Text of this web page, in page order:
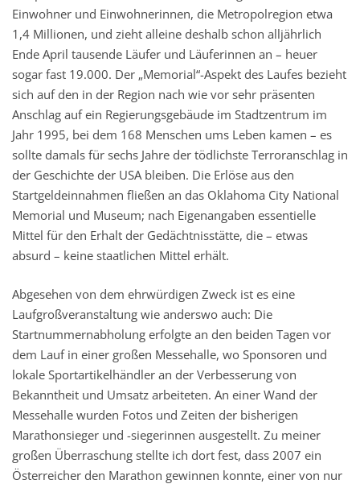
Einwohner und Einwohnerinnen, die Metropolregion etwa
1,4 Millionen, und zieht alleine deshalb schon alljährlich
Ende April tausende Läufer und Läuferinnen an – heuer
sogar fast 19.000. Der „Memorial“-Aspekt des Laufes bezieht
sich auf den in der Region nach wie vor sehr präsenten
Anschlag auf ein Regierungsgebäude im Stadtzentrum im
Jahr 1995, bei dem 168 Menschen ums Leben kamen – es
sollte damals für sechs Jahre der tödlichste Terroranschlag in
der Geschichte der USA bleiben. Die Erlöse aus den
Startgeldeinnahmen fließen an das Oklahoma City National
Memorial und Museum; nach Eigenangaben essentielle
Mittel für den Erhalt der Gedächtnisstätte, die – etwas
absurd – keine staatlichen Mittel erhält.
Abgesehen von dem ehrwürdigen Zweck ist es eine
Laufgroßveranstaltung wie anderswo auch: Die
Startnummernabholung erfolgte an den beiden Tagen vor
dem Lauf in einer großen Messehalle, wo Sponsoren und
lokale Sportartikelhändler an der Verbesserung von
Bekanntheit und Umsatz arbeiteten. An einer Wand der
Messehalle wurden Fotos und Zeiten der bisherigen
Marathonsieger und -siegerinnen ausgestellt. Zu meiner
großen Überraschung stellte ich dort fest, dass 2007 ein
Österreicher den Marathon gewinnen konnte, einer von nur